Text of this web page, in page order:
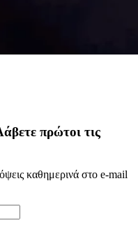
πρώτοι τις
καθημερινά στο e-mail